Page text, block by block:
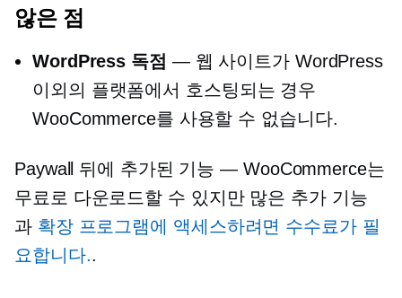
않은 점
WordPress 독점 — 웹 사이트가 WordPress
이외의 플랫폼에서 호스팅되는 경우
WooCommerce를 사용할 수 없습니다.
Paywall 뒤에 추가된 기능 — WooCommerce는
무료로 다운로드할 수 있지만 많은 추가 기능
과 확장 프로그램에 액세스하려면 수수료가 필
요합니다..